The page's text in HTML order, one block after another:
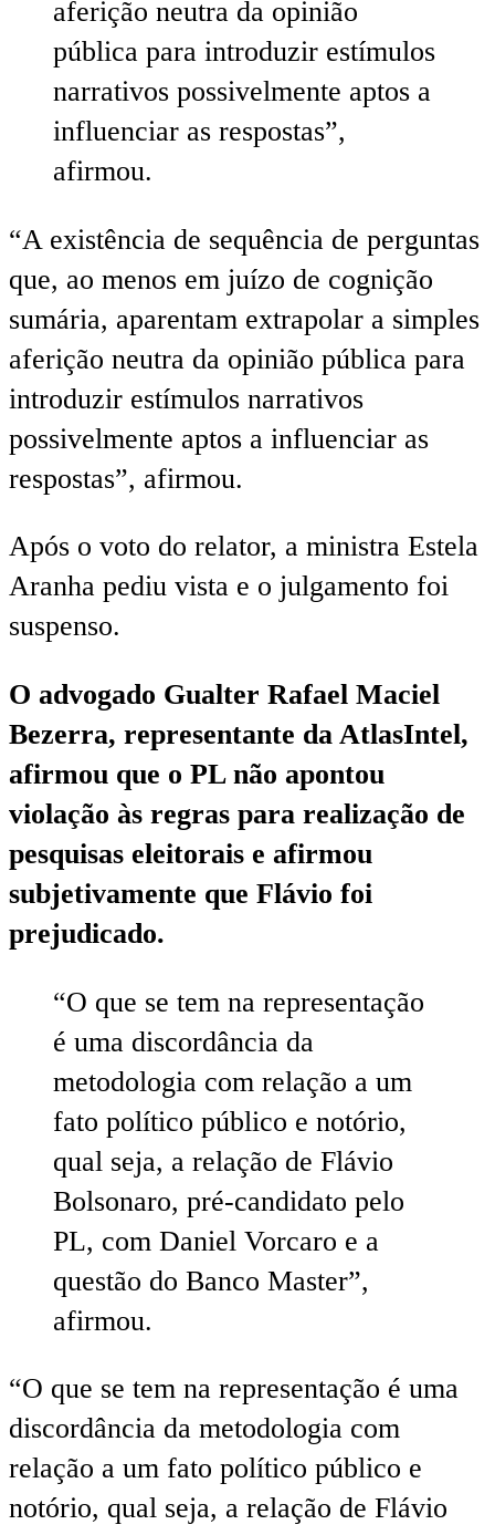
aferição neutra da opinião
pública para introduzir estímulos
narrativos possivelmente aptos a
influenciar as respostas”,
afirmou.
“A existência de sequência de perguntas
que, ao menos em juízo de cognição
sumária, aparentam extrapolar a simples
aferição neutra da opinião pública para
introduzir estímulos narrativos
possivelmente aptos a influenciar as
respostas”, afirmou.
Após o voto do relator, a ministra Estela
Aranha pediu vista e o julgamento foi
suspenso.
O advogado Gualter Rafael Maciel
Bezerra, representante da AtlasIntel,
afirmou que o PL não apontou
violação às regras para realização de
pesquisas eleitorais e afirmou
subjetivamente que Flávio foi
prejudicado.
“O que se tem na representação
é uma discordância da
metodologia com relação a um
fato político público e notório,
qual seja, a relação de Flávio
Bolsonaro, pré-candidato pelo
PL, com Daniel Vorcaro e a
questão do Banco Master”,
afirmou.
“O que se tem na representação é uma
discordância da metodologia com
relação a um fato político público e
notório, qual seja, a relação de Flávio